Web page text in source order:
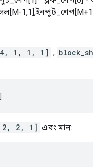
1,1],ইনপুট_শেপ[M+1]
1, 1, 1] ,
2, 1] এবং মান: